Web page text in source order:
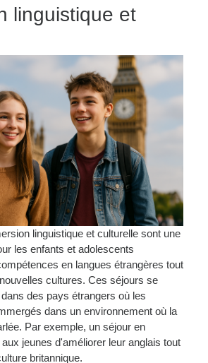
linguistique et
linguistique et culturelle sont une
les enfants et adolescents
en langues étrangères tout
cultures. Ces séjours se
des pays étrangers où les
dans un environnement où la
Par exemple, un séjour en
jeunes d'améliorer leur anglais tout
britannique.